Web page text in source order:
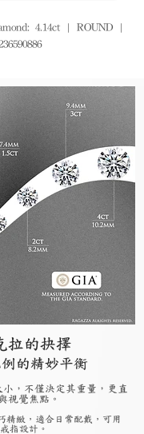
4.14ct | ROUND |
拉的抉擇
的精妙平衡
，不僅決定其重量，更直
視覺焦點。
精緻，適合日常配戴，可用
指設計。